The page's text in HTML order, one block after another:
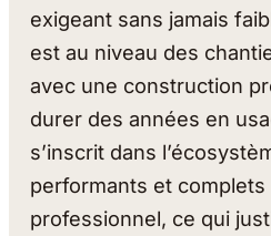
exigeant sans jamais
est au niveau des
avec une construction
durer des années en
s’inscrit dans
performants et complets
professionnel, ce qui